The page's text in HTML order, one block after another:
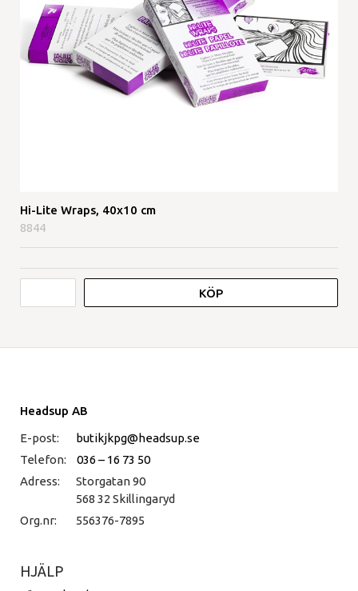
Hi-Lite Wraps, 40x10 cm
8844
KÖP
Headsup AB
E-post:
butikjkpg@headsup.se
Telefon:
036 – 16 73 50
Adress:
Storgatan 90
568 32 Skillingaryd
Org.nr:
556376-7895
HJÄLP